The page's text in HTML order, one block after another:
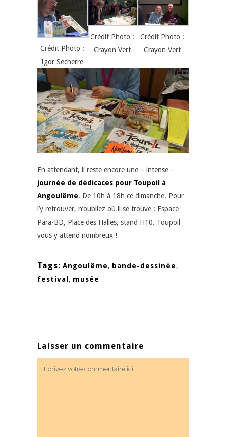
Crédit Photo :
Igor Secherre
Crédit Photo :
Crayon Vert
Crédit Photo :
Crayon Vert
En attendant, il reste encore une – intense –
journée de dédicaces pour Toupoil à
Angoulême. De 10h à 18h ce dimanche. Pour
l’y retrouver, n’oubliez où il se trouve : Espace
Para-BD, Place des Halles, stand H10. Toupoil
vous y attend nombreux !
Tags: Angoulême, bande-dessinée,
festival , musée
Laisser un commentaire